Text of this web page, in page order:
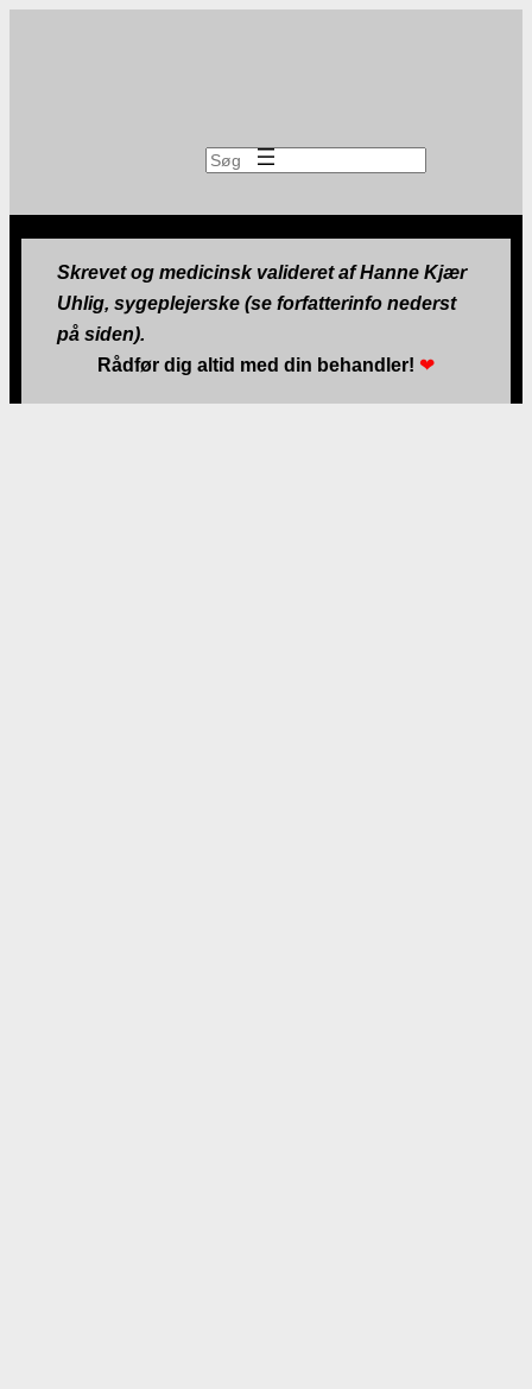
Søg
Skrevet og medicinsk valideret af Hanne Kjær
Uhlig, sygeplejerske (se forfatterinfo nederst
på siden).
Rådfør dig altid med din behandler! ❤